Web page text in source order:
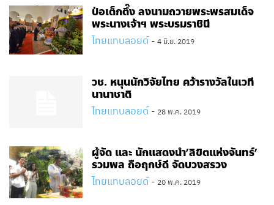
ป่อเต็กตึ๊ง ลงนามถวายพระพรสมเด็จ
พระนางเจ้าฯ พระบรมราชินี
ไทยแทบลอยด์ - 4 มิ.ย. 2019
วช. หนุนนักวิจัยไทย คว้ารางวัลในเวที
นานาชาติ
ไทยแทบลอยด์ - 28 พ.ค. 2019
ผู้จัด และ นักแสดงนำ’ลิขิตแห่งจันทร์’
รวมพล ถือฤกษ์ดี จัดบวงสรวง
ไทยแทบลอยด์ - 20 พ.ค. 2019